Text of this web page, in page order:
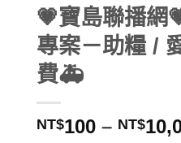
💗寶島聯播網
專案－助糧 /
費🚑
NT$100 – NT$